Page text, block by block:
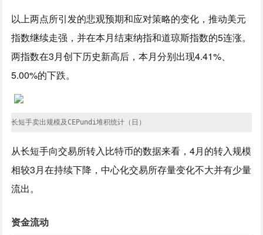
以上两点所引发的悲观预期和应对策略的变化，推动美元
指数继续走强，并在本月结束纳指和道琼斯指数的5连涨。
两指数在3月创下历史新高后，本月分别出现4.41%、
5.00%的下跌。
长短手卖出规模及CEPundi堆积统计（日）
从长短手向交易所转入比特币的数据来看，4月的转入规模
相较3月在持续下降，中心化交易所存量变化不大并有少量
流出。
资金流动